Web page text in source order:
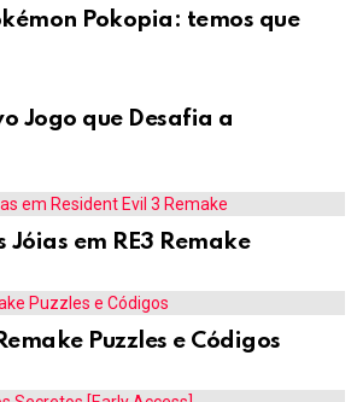
Pokopia: temos que
Jogo que Desafia a
em RE3 Remake
Puzzles e Códigos